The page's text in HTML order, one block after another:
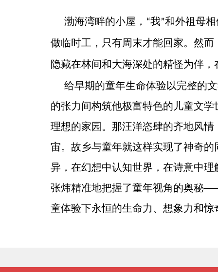
渤海湾畔的小屋， “我”和外祖母
做临时工，只有周末才能回家。然而
隐藏在林间和大海深处的精怪为伴
给早期的童年生命体验以完整的
的张力间构筑他极富特色的儿童文
理想的家园。那汪洋恣肆的齐地风
宙。故乡与童年就这样实现了神奇
异，在幻想中认知世界，在诗意中
张炜精准地把握了童年视角的奥秘
童体验下永恒的生命力、想象力和惊